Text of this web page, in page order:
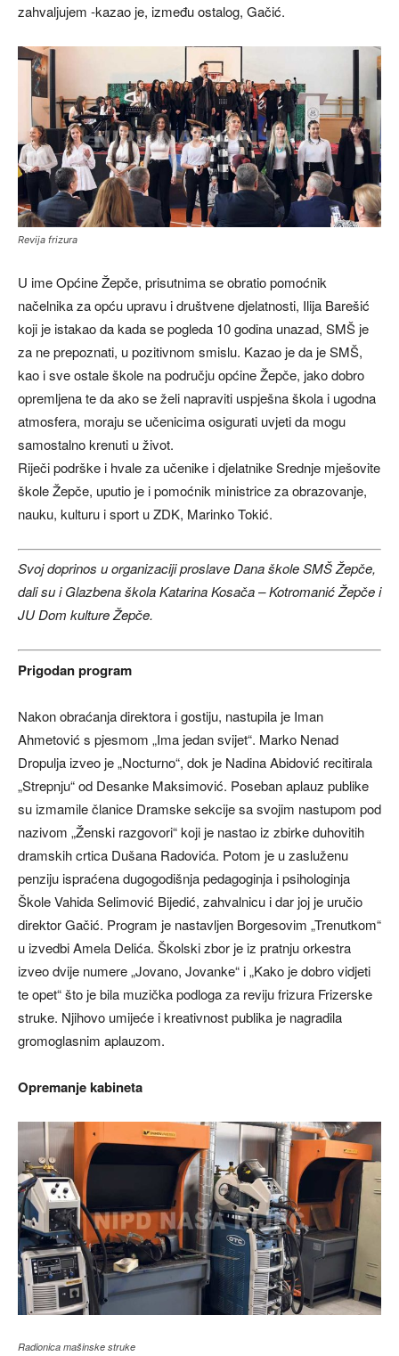
zahvaljujem -kazao je, između ostalog, Gačić.
Revija frizura
U ime Općine Žepče, prisutnima se obratio pomoćnik
načelnika za opću upravu i društvene djelatnosti, Ilija Barešić
koji je istakao da kada se pogleda 10 godina unazad, SMŠ je
za ne prepoznati, u pozitivnom smislu. Kazao je da je SMŠ,
kao i sve ostale škole na području općine Žepče, jako dobro
opremljena te da ako se želi napraviti uspješna škola i ugodna
atmosfera, moraju se učenicima osigurati uvjeti da mogu
samostalno krenuti u život.
Riječi podrške i hvale za učenike i djelatnike Srednje mješovite
škole Žepče, uputio je i pomoćnik ministrice za obrazovanje,
nauku, kulturu i sport u ZDK, Marinko Tokić.
Svoj doprinos u organizaciji proslave Dana škole SMŠ Žepče,
dali su i Glazbena škola Katarina Kosača – Kotromanić Žepče i
JU Dom kulture Žepče.
Prigodan program
Nakon obraćanja direktora i gostiju, nastupila je Iman
Ahmetović s pjesmom „Ima jedan svijet“. Marko Nenad
Dropulja izveo je „Nocturno“, dok je Nadina Abidović recitirala
„Strepnju“ od Desanke Maksimović. Poseban aplauz publike
su izmamile članice Dramske sekcije sa svojim nastupom pod
nazivom „Ženski razgovori“ koji je nastao iz zbirke duhovitih
dramskih crtica Dušana Radovića. Potom je u zasluženu
penziju ispraćena dugogodišnja pedagoginja i psihologinja
Škole Vahida Selimović Bijedić, zahvalnicu i dar joj je uručio
direktor Gačić. Program je nastavljen Borgesovim „Trenutkom“
u izvedbi Amela Delića. Školski zbor je iz pratnju orkestra
izveo dvije numere „Jovano, Jovanke“ i „Kako je dobro vidjeti
te opet“ što je bila muzička podloga za reviju frizura Frizerske
struke. Njihovo umijeće i kreativnost publika je nagradila
gromoglasnim aplauzom.
Opremanje kabineta
Radionica mašinske struke